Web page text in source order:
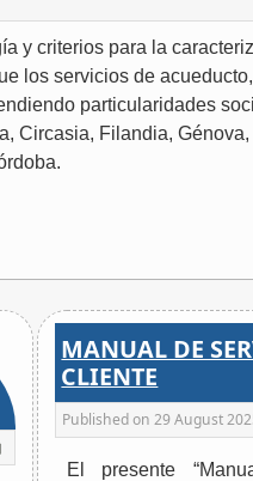
y criterios para la
los servicios de
particularidades
Circasia, Filandia, Génova,
MANUAL DE
CLIENTE
Published on29 August
El presente